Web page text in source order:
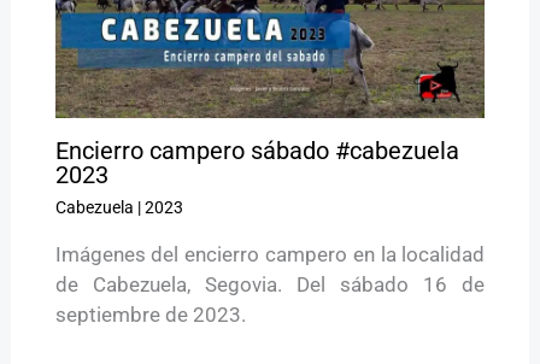
Encierro campero sábado #cabezuela
2023
Cabezuela |2023
Imágenes del encierro campero en la localidad
de Cabezuela, Segovia. Del sábado 16 de
septiembre de 2023.